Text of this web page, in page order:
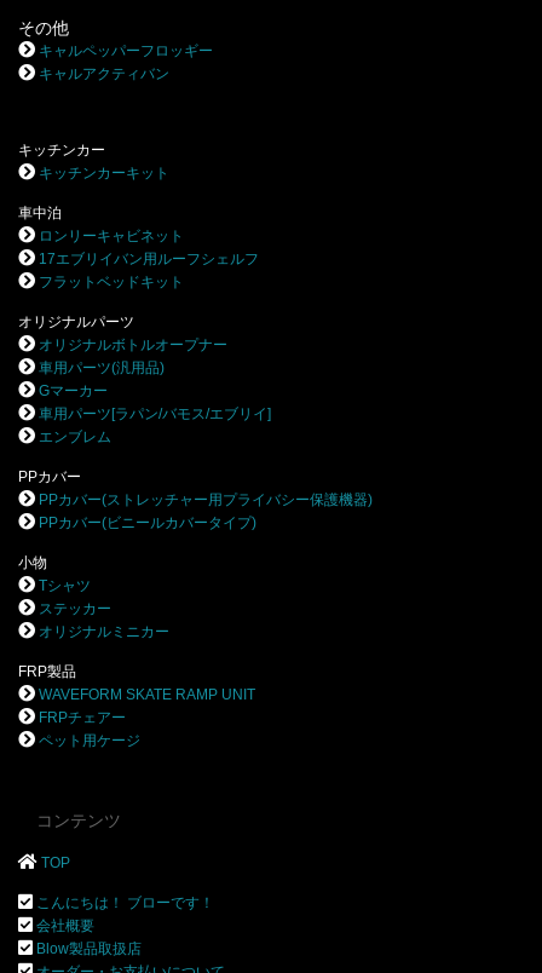
その他
キャルペッパーフロッギー
キャルアクティバン
キッチンカー
キッチンカーキット
車中泊
ロンリーキャビネット
17エブリイバン用ルーフシェルフ
フラットベッドキット
オリジナルパーツ
オリジナルボトルオープナー
車用パーツ(汎用品)
Gマーカー
車用パーツ[ラパン/バモス/エブリイ]
エンブレム
PPカバー
PPカバー(ストレッチャー用プライバシー保護機器)
PPカバー(ビニールカバータイプ)
小物
Tシャツ
ステッカー
オリジナルミニカー
FRP製品
WAVEFORM SKATE RAMP UNIT
FRPチェアー
ペット用ケージ
コンテンツ
TOP
こんにちは！ ブローです！
会社概要
Blow製品取扱店